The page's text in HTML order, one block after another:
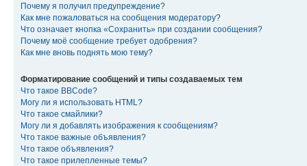
Почему я получил предупреждение?
Как мне пожаловаться на сообщения модератору?
Что означает кнопка «Сохранить» при создании сообщения?
Почему моё сообщение требует одобрения?
Как мне вновь поднять мою тему?
Форматирование сообщений и типы создаваемых тем
Что такое BBCode?
Могу ли я использовать HTML?
Что такое смайлики?
Могу ли я добавлять изображения к сообщениям?
Что такое важные объявления?
Что такое объявления?
Что такое прилепленные темы?